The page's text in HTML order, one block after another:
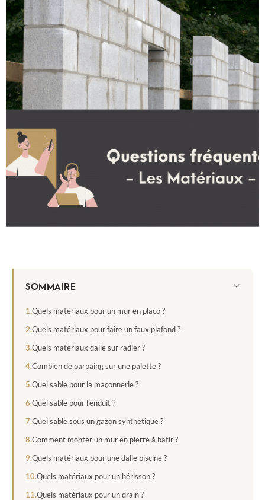
SOMMAIRE
Quels matériaux pour un mur en placo ?
Quels matériaux pour faire un faux plafond ?
Quels matériaux dalle sur radier ?
Combien de parpaing sur une palette ?
Quel sable pour la maçonnerie ?
Quel sable pour l’enduit ?
Quel sable sous un gazon synthétique ?
Comment monter un mur en pierre à bâtir ?
Quels matériaux pour une dalle piscine ?
Quels matériaux pour un hérisson ?
Quels matériaux pour un drain ?